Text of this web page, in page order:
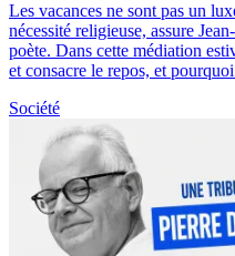
Les vacances ne sont pas un
nécessité religieuse, assure
poète. Dans cette médiation
et consacre le repos, et
Société